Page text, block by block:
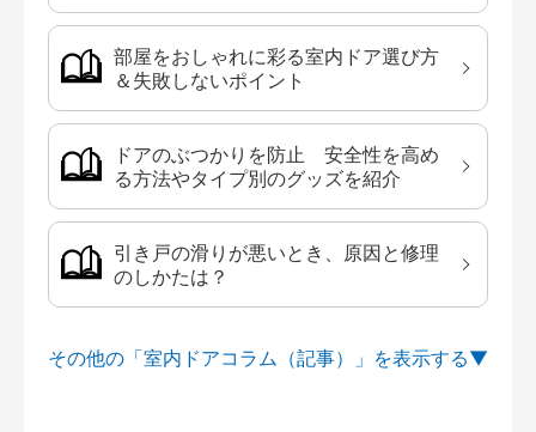
部屋をおしゃれに彩る室内ドア選び方
＆失敗しないポイント
ドアのぶつかりを防止 安全性を高め
る方法やタイプ別のグッズを紹介
引き戸の滑りが悪いとき、原因と修理
のしかたは？
その他の「室内ドアコラム（記事）」を